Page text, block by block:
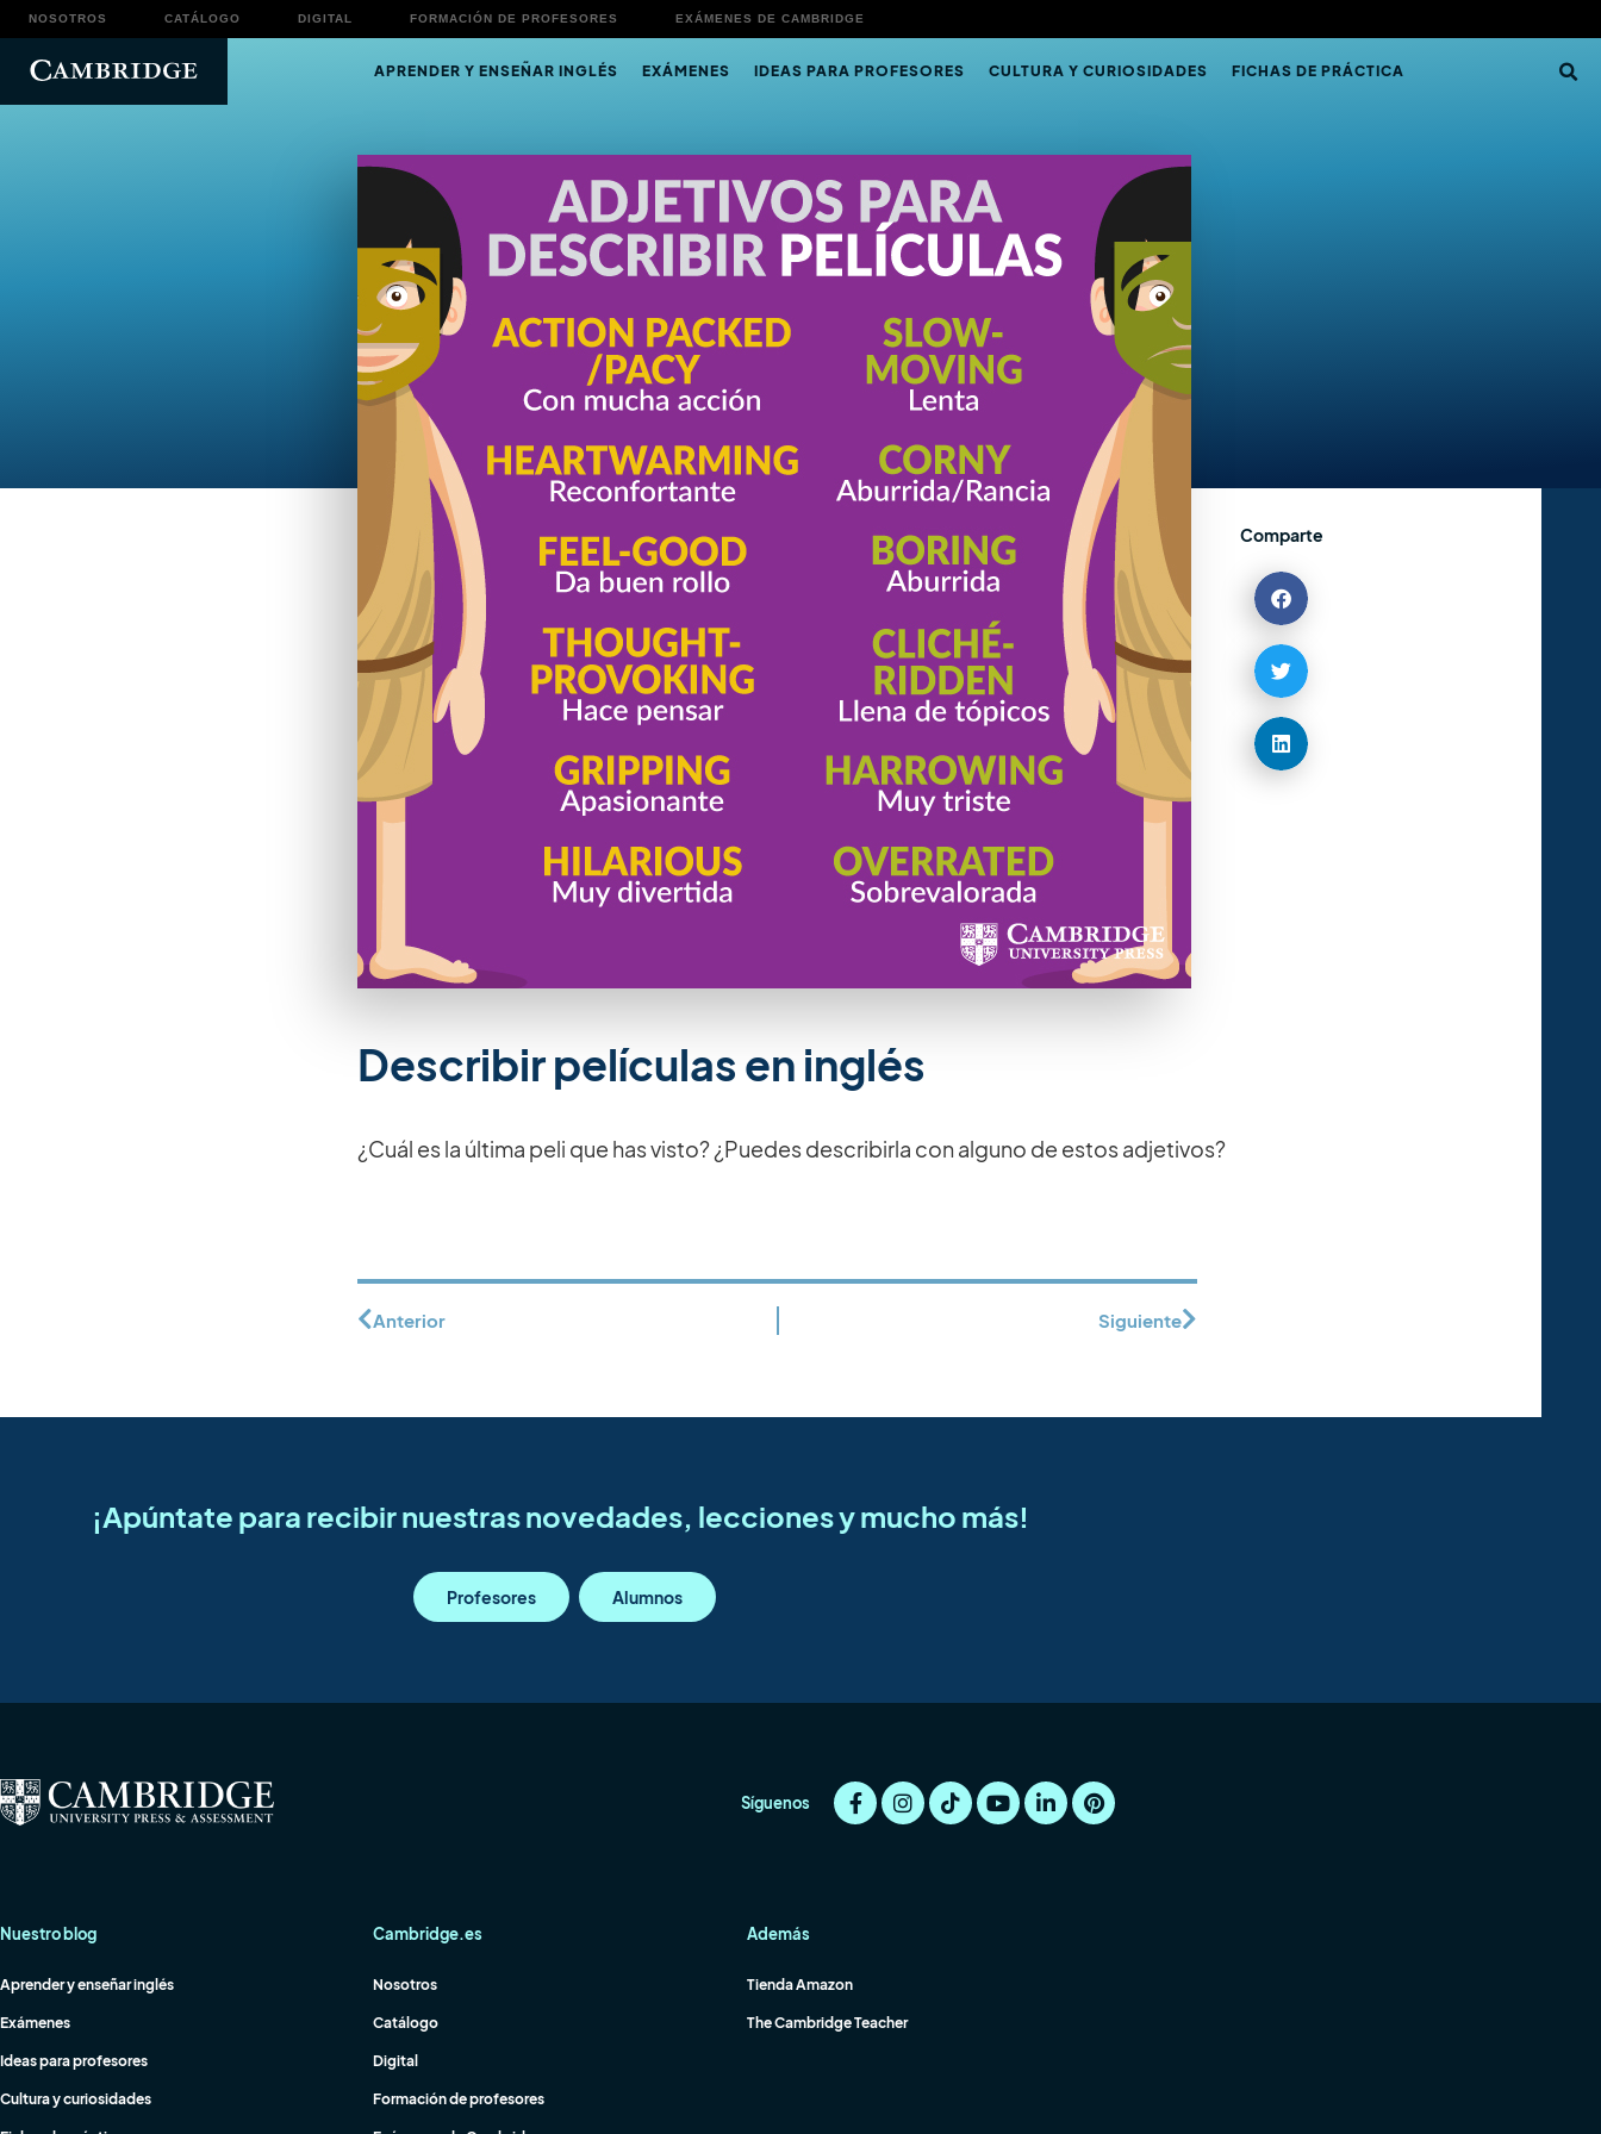
NOSOTROS CATÁLOGO DIGITAL FORMACIÓN DE PROFESORES EXÁMENES DE CAMBRIDGE
APRENDER Y ENSEÑAR INGLÉS EXÁMENES IDEAS PARA PROFESORES CULTURA Y CURIOSIDADES FICHAS DE PRÁCTICA
Describir películas en inglés
¿Cuál es la última peli que has visto? ¿Puedes describirla con alguno de estos adjetivos?
Comparte
Anterior Siguiente
¡Apúntate para recibir nuestras novedades, lecciones y mucho más!
Profesores Alumnos
Síguenos
Nuestro blog
Aprender y enseñar inglés
Exámenes
Ideas para profesores
Cultura y curiosidades
Cambridge.es
Nosotros
Catálogo
Digital
Formación de profesores
Además
Tienda Amazon
The Cambridge Teacher